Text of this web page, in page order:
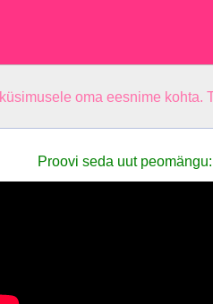
oma eesnime kohta.
Proovi seda uut peomängu: